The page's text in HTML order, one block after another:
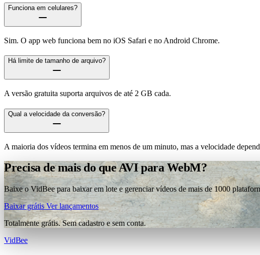
Funciona em celulares?
Sim. O app web funciona bem no iOS Safari e no Android Chrome.
Há limite de tamanho de arquivo?
A versão gratuita suporta arquivos de até 2 GB cada.
Qual a velocidade da conversão?
A maioria dos vídeos termina em menos de um minuto, mas a velocidade
Precisa de mais do que AVI para WebM?
Baixe o VidBee para baixar em lote e gerenciar vídeos de mais de 1000
Baixar grátisVer lançamentos
Totalmente grátis. Sem cadastro e sem conta.
VidBee